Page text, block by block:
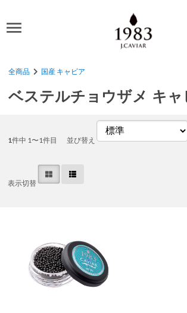
全商品 国産 キャビア
ベステルチョウザメ キャ
1件中 1〜1件目 並び替え
表示切替